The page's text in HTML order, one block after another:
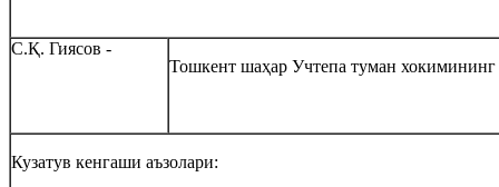
С.Қ. Гиясов -
Тошкент шаҳар Учтепа туман
Кузатув кенгаши аъзолари: